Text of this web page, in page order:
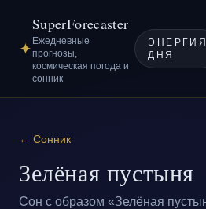
✦
SuperForecaster
Ежедневные
прогнозы,
космическая погода и
сонник
ЭНЕРГИЯ
ДНЯ
← Сонник
Зелёная пустыня
Сон с образом «Зелёная